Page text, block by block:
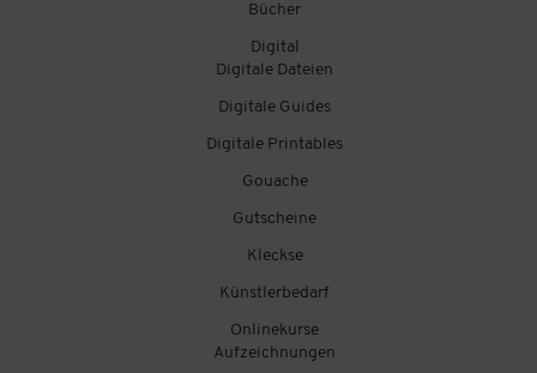
Bücher
Digital
Digitale Dateien
Digitale Guides
Digitale Printables
Gouache
Gutscheine
Kleckse
Künstlerbedarf
Onlinekurse
Aufzeichnungen